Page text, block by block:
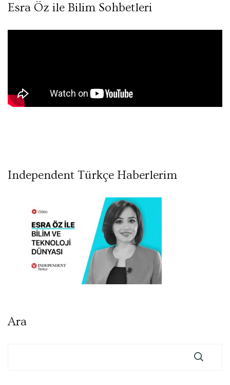
Esra Öz ile Bilim Sohbetleri
Independent Türkçe Haberlerim
Ara